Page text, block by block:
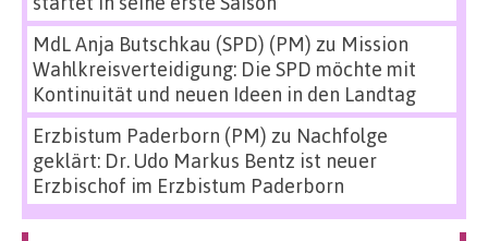
MdL Anja Butschkau (SPD) (PM) zu Mission
Wahlkreisverteidigung: Die SPD möchte mit
Kontinuität und neuen Ideen in den Landtag
Erzbistum Paderborn (PM) zu Nachfolge
geklärt: Dr. Udo Markus Bentz ist neuer
Erzbischof im Erzbistum Paderborn